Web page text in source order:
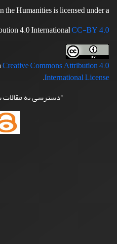
Humanities is licensed under a
4.0 InternationalCC-BY 4.0
Creative Commons Attribution 4.0
International License
.
"دسترسی به